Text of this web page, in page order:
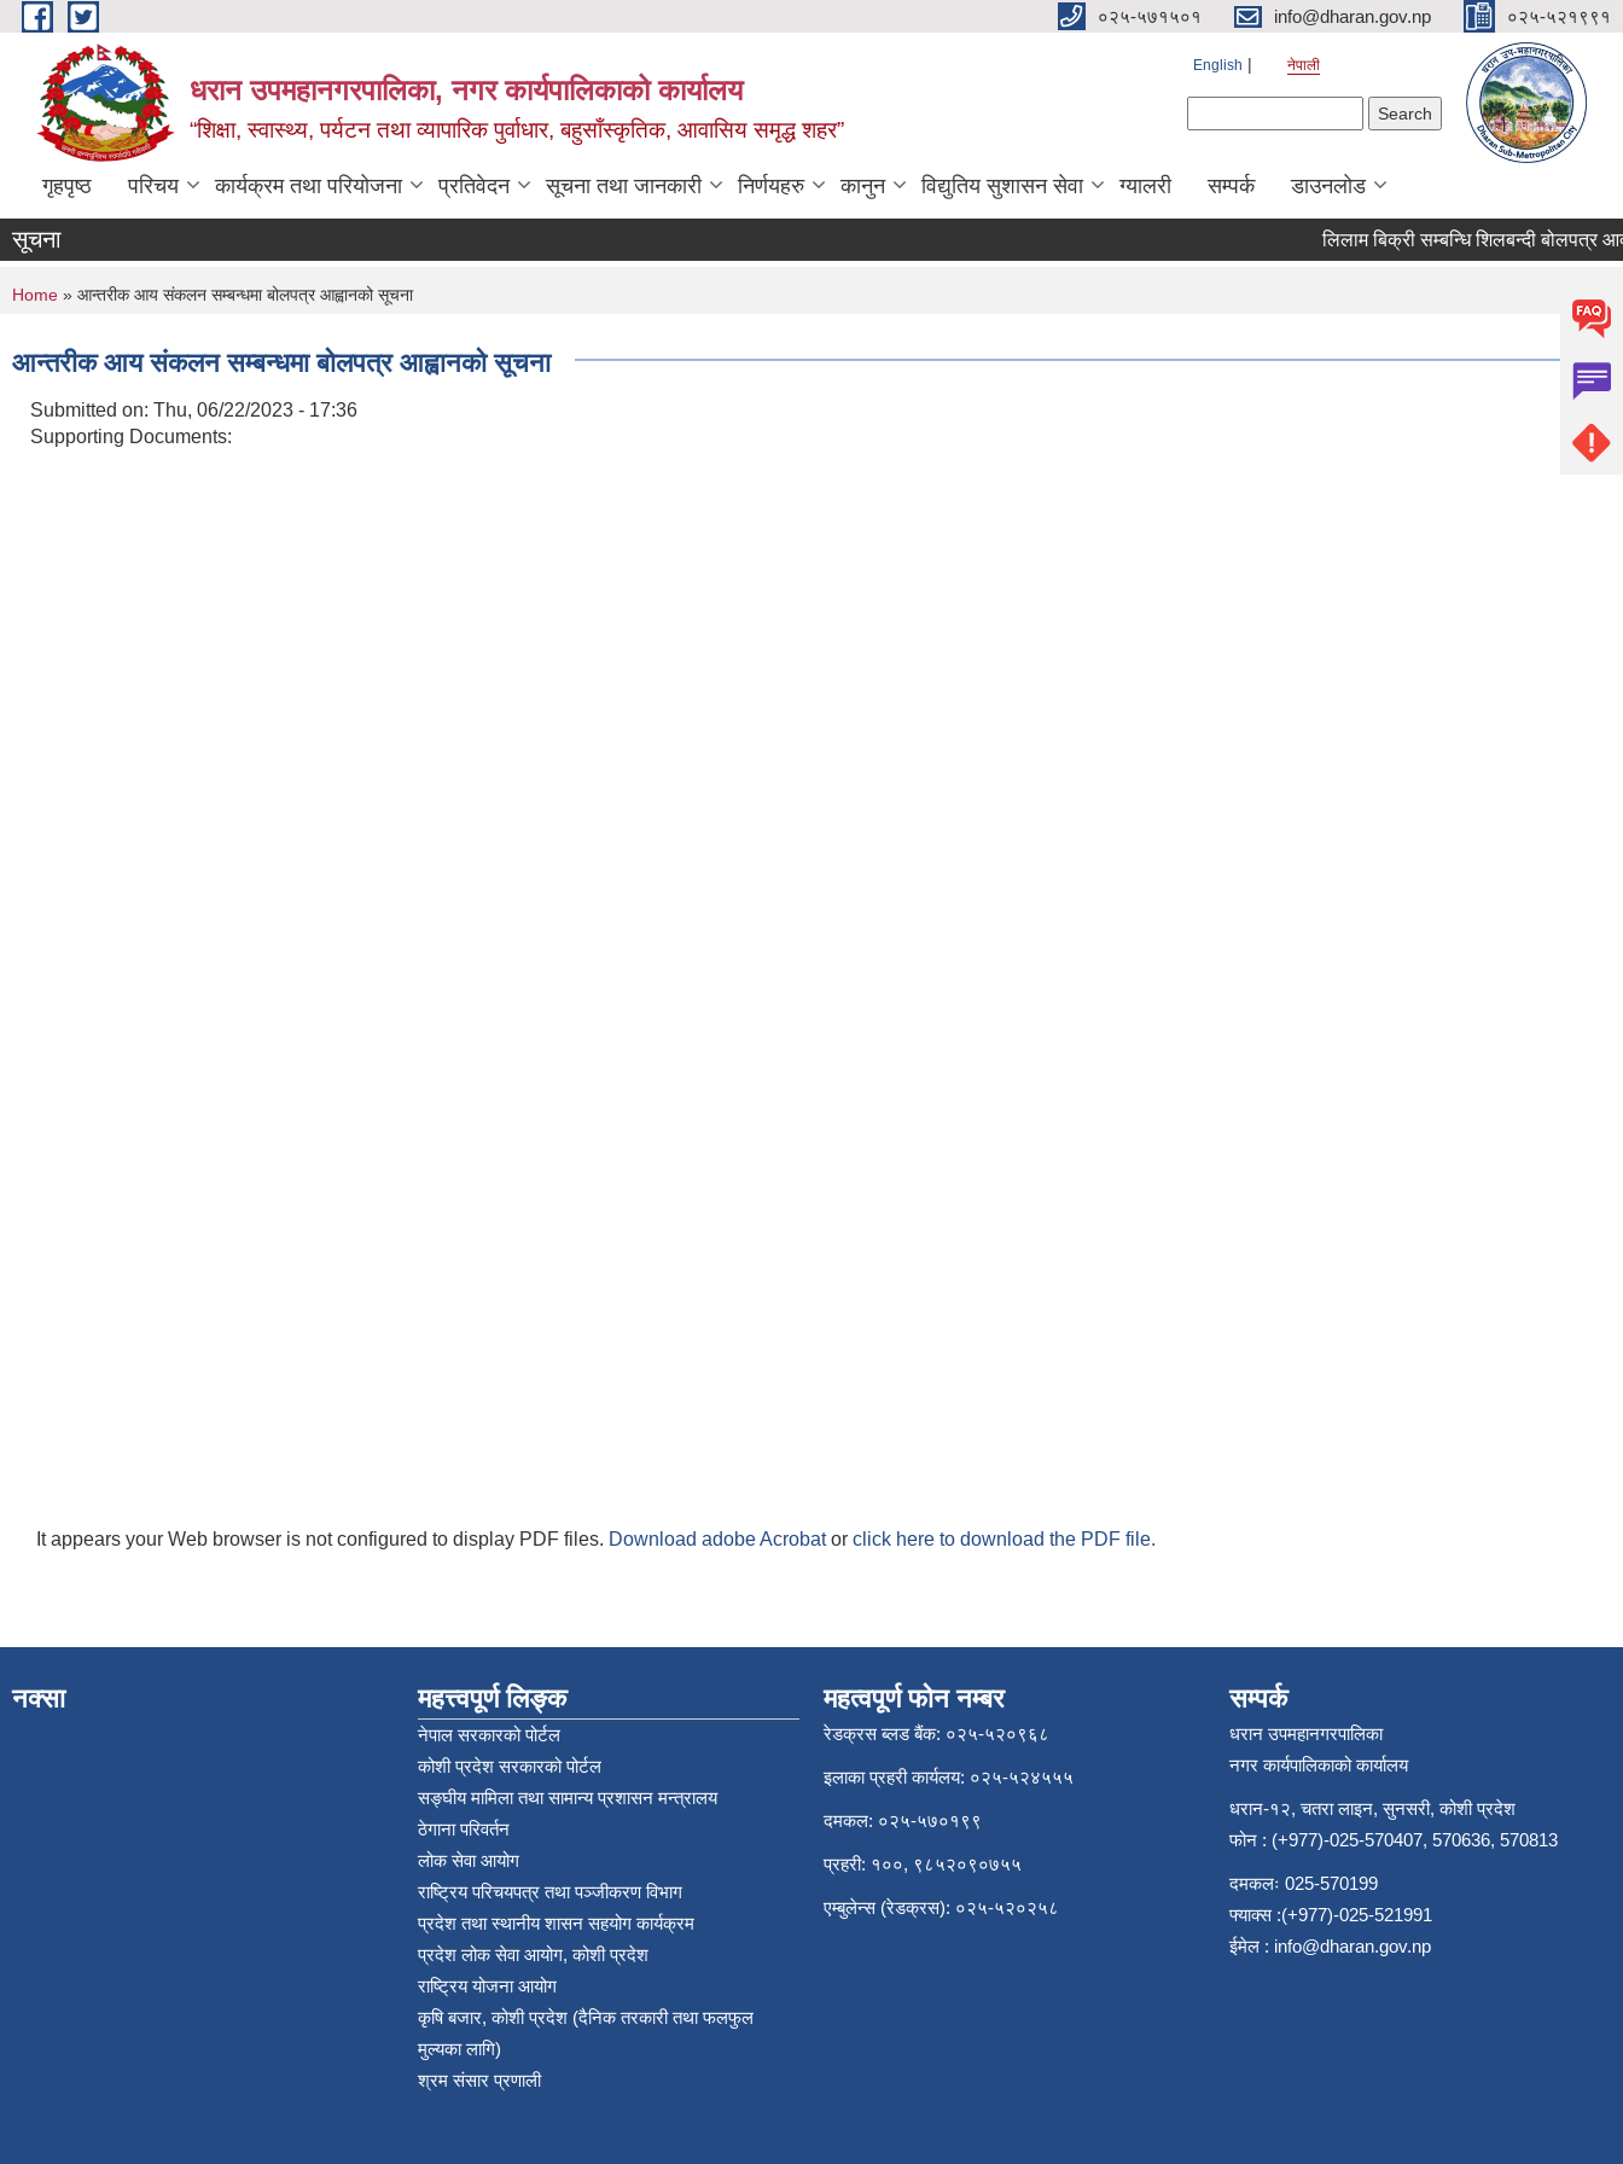
Skip to main content ०२५-५७१५०१ info@dharan.gov.np ०२५-५२१९९१
धरान उपमहानगरपालिका, नगर कार्यपालिकाको कार्यालय
“शिक्षा, स्वास्थ्य, पर्यटन तथा व्यापारिक पुर्वाधार, बहुसाँस्कृतिक, आवासिय समृद्ध शहर”
English नेपाली
गृहपृष्ठ परिचय कार्यक्रम तथा परियोजना प्रतिवेदन सूचना तथा जानकारी निर्णयहरु कानुन विद्युतिय सुशासन सेवा ग्यालरी सम्पर्क डाउनलोड
सूचना लिलाम बिक्री
You are here
Home » आन्तरीक आय संकलन सम्बन्धमा बोलपत्र आह्वानको सूचना
आन्तरीक आय संकलन सम्बन्धमा बोलपत्र आह्वानको सूचना
Submitted on: Thu, 06/22/2023 - 17:36
Supporting Documents:
It appears your Web browser is not configured to display PDF files. Download adobe Acrobator click here to download the PDF file.
नक्सा महत्त्वपूर्ण लिङ्क
नेपाल सरकारको पोर्टल
कोशी प्रदेश सरकारको पोर्टल
सङ्‍घीय मामिला तथा सामान्य प्रशासन मन्त्रालय
ठेगाना परिवर्तन
लोक सेवा आयोग
राष्ट्रिय परिचयपत्र तथा पञ्‍जीकरण विभाग
प्रदेश तथा स्थानीय शासन सहयोग कार्यक्रम
प्रदेश लोक सेवा आयोग, कोशी प्रदेश
राष्ट्रिय योजना आयोग
कृषि बजार, कोशी प्रदेश (दैनिक तरकारी तथा फलफुल
मुल्यका लागि)
श्रम संसार प्रणाली
महत्वपूर्ण फोन नम्बर
रेडक्रस ब्लड बैंक: ०२५-५२०९६८
इलाका प्रहरी कार्यलय: ०२५-५२४५५५
दमकल: ०२५-५७०१९९
प्रहरी: १००, ९८५२०९०७५५
एम्बुलेन्स (रेडक्रस): ०२५-५२०२५८
सम्पर्क
धरान उपमहानगरपालिका
नगर कार्यपालिकाको कार्यालय
धरान-१२, चतरा लाइन, सुनसरी, कोशी प्रदेश
फोन : (+977)-025-570407, 570636, 570813
दमकलः 025-570199
फ्याक्स :(+977)-025-521991
ईमेल : info@dharan.gov.np